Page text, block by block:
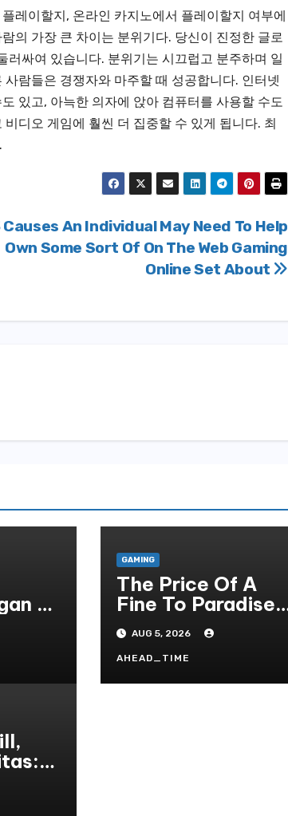
레이할지, 온라인 카지노에서 플레이할지 여부에
의 가장 큰 차이는 분위기다. 당신이 진정한 글로
싸여 있습니다. 분위기는 시끄럽고 분주하며 일
람들은 경쟁자와 마주할 때 성공합니다. 인터넷
있고, 아늑한 의자에 앉아 컴퓨터를 사용할 수도
디오 게임에 훨씬 더 집중할 수 있게 됩니다. 최
Causes An Individual May Need To Help
Own Some Sort Of On The Web Gaming
Online Set About
di
GAMING
The Price Of A
Fine To Paradise:
Dreams, Desires,
And The Allure Of
The Drawing
AUG 5, 2026
AHEAD_TIME